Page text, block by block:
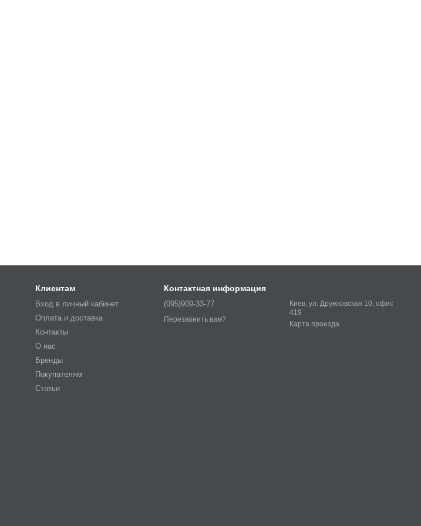
Клиентам
Вход в личный кабинет
Оплата и доставка
Контакты
О нас
Бренды
Покупателям
Статьи
Контактная информация
(095)909-33-77
Перезвонить вам?
Киев, ул. Дружковская 10, офис
419
Карта проезда